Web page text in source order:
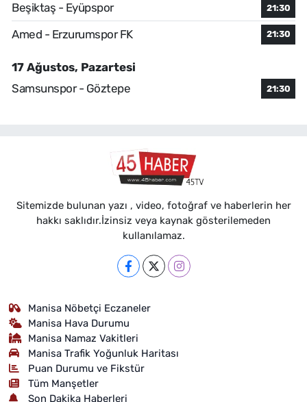
Beşiktaş - Eyüpspor 21:30
Amed - Erzurumspor FK 21:30
17 Ağustos, Pazartesi
Samsunspor - Göztepe
21:30
Sitemizde bulunan yazı , video, fotoğraf ve haberlerin her
hakkı saklıdır.İzinsiz veya kaynak gösterilemeden
kullanılamaz.
Manisa Nöbetçi Eczaneler
Manisa Hava Durumu
Manisa Namaz Vakitleri
Manisa Trafik Yoğunluk Haritası
Puan Durumu ve Fikstür
Tüm Manşetler
Son Dakika Haberleri